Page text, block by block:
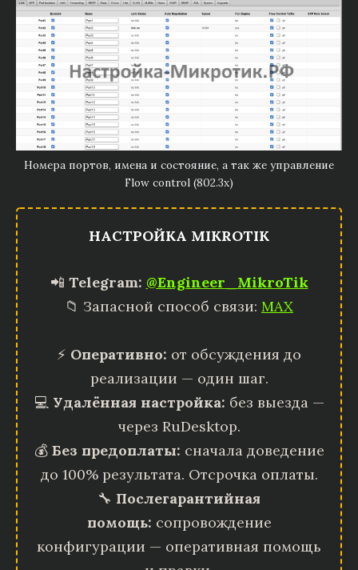
Номера портов, имена и состояние, а так же управление
Flow control (802.3x)
НАСТРОЙКА MIKROTIK
📲 Telegram: @Engineer_MikroTik
📁 Запасной способ связи: MAX
⚡ Оперативно: от обсуждения до
реализации — один шаг.
💻 Удалённая настройка: без выезда —
через RuDesktop.
💰 Без предоплаты: сначала доведение
до 100% результата. Отсрочка оплаты.
🔧 Послегарантийная
помощь: сопровождение
конфигурации — оперативная помощь